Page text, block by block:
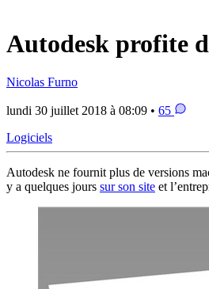
Autodesk profite
Nicolas Furno
lundi 30 juillet 2018 à 08:09 • 65
Logiciels
Autodesk ne fournit plus de versions
y a quelques jours sur son site et